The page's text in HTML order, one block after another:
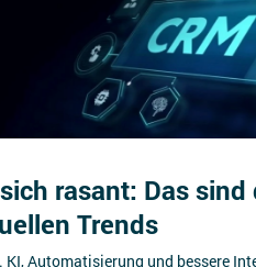
rasant: Das sind
Trends
KI, Automatisierung und bessere